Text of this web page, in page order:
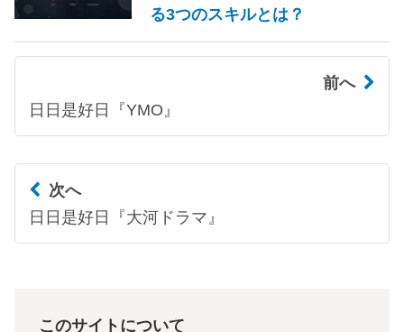
る3つのスキルとは？
前へ
日日是好日『YMO』
次へ
日日是好日『大河ドラマ』
このサイトについて